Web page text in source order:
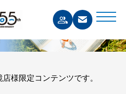
様限定コンテンツです。